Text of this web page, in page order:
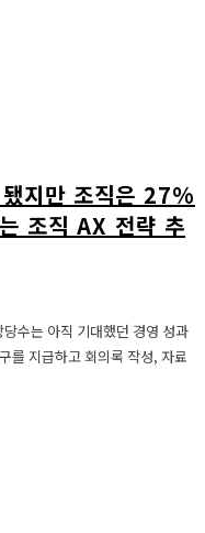
지만 조직은 27%
조직 AX 전략 추
수는 아직 기대했던 경영 성과
를 지급하고 회의록 작성, 자료